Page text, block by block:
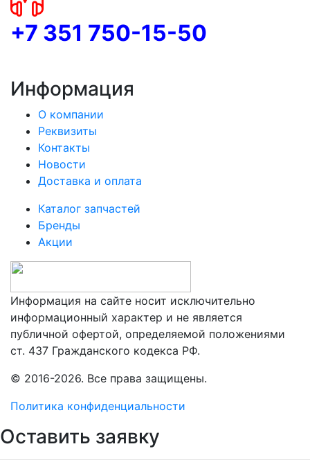
Информация на сайте носит исключительно
информационный характер и не является
публичной офертой, определяемой положениями
ст. 437 Гражданского кодекса РФ.
+7 351 750-15-50
Информация
О компании
Реквизиты
Контакты
Новости
Доставка и оплата
Каталог запчастей
Бренды
Акции
© 2016-2026. Все права защищены.
Политика конфиденциальности
Оставить заявку